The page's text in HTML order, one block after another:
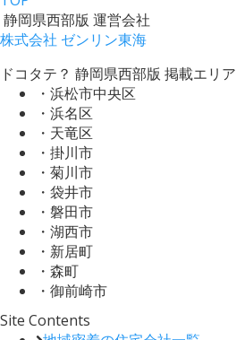
静岡県西部版 運営会社
株式会社 ゼンリン東海
ドコタテ？ 静岡県西部版 掲載エリア
・浜松市中央区
・浜名区
・天竜区
・掛川市
・菊川市
・袋井市
・磐田市
・湖西市
・新居町
・森町
・御前崎市
Site Contents